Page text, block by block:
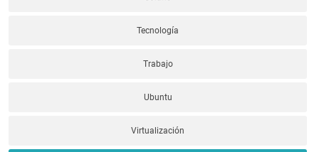
Tecnología
Trabajo
Ubuntu
Virtualización